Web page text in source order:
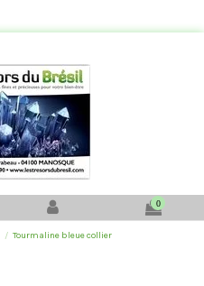
0
Tourmaline bleue collier